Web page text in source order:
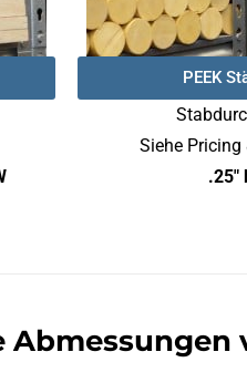
PEEK
Siehe
.25″